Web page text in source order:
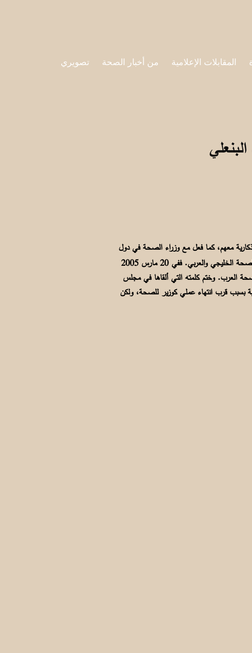
المقابلات الإعلامية من أخبار الصحة تصويري
صوراً تذكارية معهم، كما فعل مع وزراء الصحة في دول
مجلس التعاون الخليجي، وكذلك مع وزراء الصحة العرب. وكان خلال تلك السنة قد رأس مجلسي وزراء الصحة الخليجي والعربي. ففي 20 مارس 2005
العرب. وختم كلمته التي ألقاها في مجلس
بسبب قرب انتهاء عملي كوزير للصحة، ولكن